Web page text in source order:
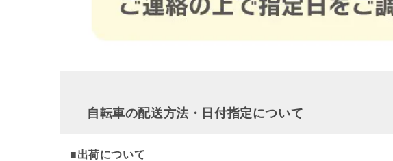
自転車の配送方法・日付指定について
■出荷について